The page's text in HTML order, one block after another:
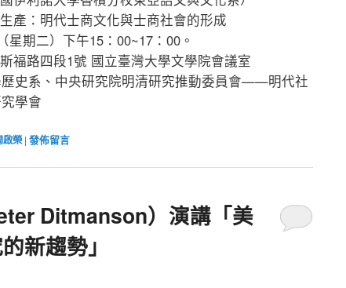
產：明代士商文化與士商社會的形成
期二）下午15：00~17：00。
福路四段1號 國立臺灣大學文學院會議室
史系、中央研究院明清研究推動委員會——明代社
學會
啟榮 | 發佈留言
Ditmanson）演講「美
新趨勢」